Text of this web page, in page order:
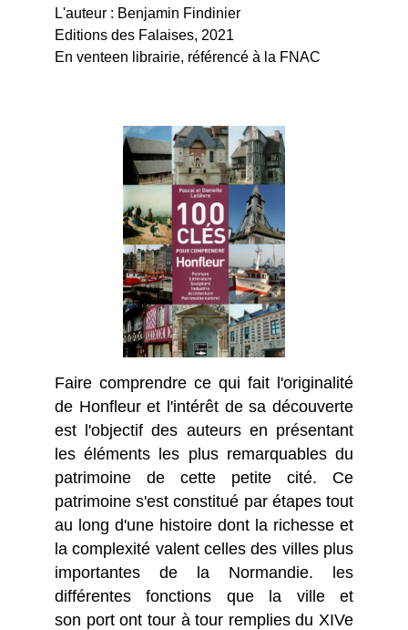
L'auteur : Benjamin Findinier
Editions des Falaises, 2021
En venteen librairie, référencé à la FNAC
Faire comprendre ce qui fait l'originalité
de Honfleur et l'intérêt de sa découverte
est l'objectif des auteurs en présentant
les éléments les plus remarquables du
patrimoine de cette petite cité. Ce
patrimoine s'est constitué par étapes tout
au long d'une histoire dont la richesse et
la complexité valent celles des villes plus
importantes de la Normandie. les
différentes fonctions que la ville et
son port ont tour à tour remplies du XIVe